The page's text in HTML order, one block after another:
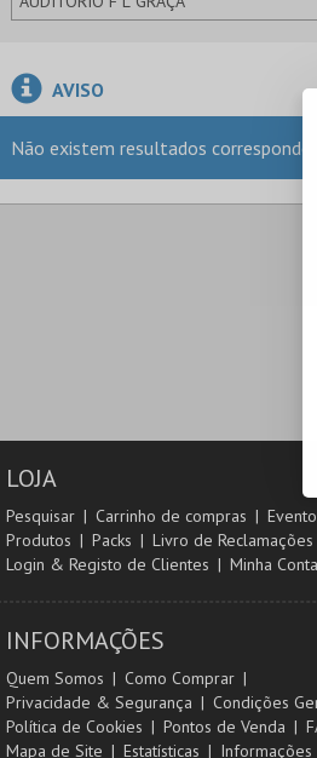
AVISO
Não existem resultados
LOJA
Pesquisar Carrinho de compras
Produtos
Packs
Livro de Reclamações
Login & Registo de Clientes
Minha Conta
INFORMAÇÕES
Quem Somos
Como Comprar
Privacidade & Segurança
Condições
Política de Cookies
Pontos de Venda
Mapa de Site
Estatísticas Informações